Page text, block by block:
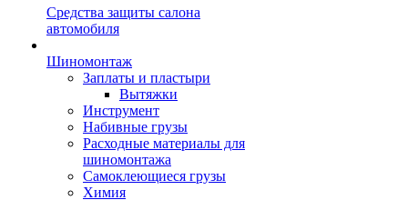
Средства защиты салона
автомобиля
Шиномонтаж
Заплаты и пластыри
Вытяжки
Инструмент
Набивные грузы
Расходные материалы для
шиномонтажа
Самоклеющиеся грузы
Химия